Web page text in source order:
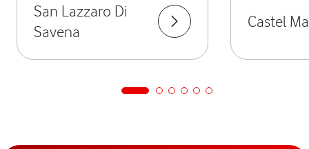
San Lazzaro Di
Savena
Castel